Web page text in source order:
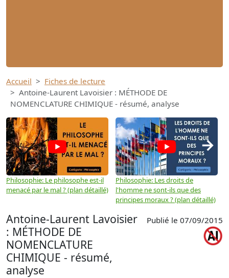
Accueil
Fiches de lecture
Antoine-Laurent Lavoisier : MÉTHODE DE
NOMENCLATURE CHIMIQUE - résumé, analyse
Philosophie: Le philosophe est-il
menacé par le mal ? (plan détaillé)
Philosophie: Les droits de
l'homme ne sont-ils que des
principes moraux ? (plan détaillé)
→
Antoine-Laurent Lavoisier
: MÉTHODE DE
NOMENCLATURE
CHIMIQUE - résumé,
analyse
Publié le 07/09/2015